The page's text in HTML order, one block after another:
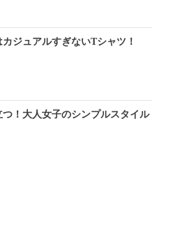
ジュアルすぎないTシャツ！
！大人女子のシンプルスタイル